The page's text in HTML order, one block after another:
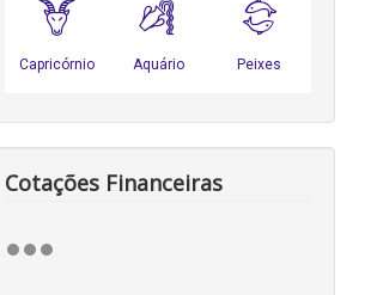
Cotações Financeiras